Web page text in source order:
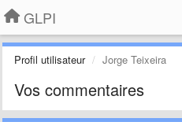
GLPI
Profil utilisateur Jorge Teixeira
Vos commentaires